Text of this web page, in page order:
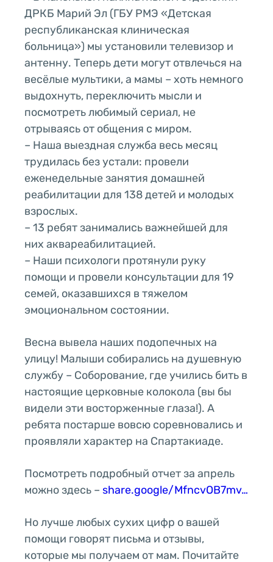
ДРКБ Марий Эл (ГБУ РМЭ «Детская
республиканская клиническая
больница») мы установили телевизор и
антенну. Теперь дети могут отвлечься на
весёлые мультики, а мамы – хоть немного
выдохнуть, переключить мысли и
посмотреть любимый сериал, не
отрываясь от общения с миром.
– Наша выездная служба весь месяц
трудилась без устали: провели
еженедельные занятия домашней
реабилитации для 138 детей и молодых
взрослых.
– 13 ребят занимались важнейшей для
них аквареабилитацией.
– Наши психологи протянули руку
помощи и провели консультации для 19
семей, оказавшихся в тяжелом
эмоциональном состоянии.
Весна вывела наших подопечных на
улицу! Малыши собирались на душевную
службу – Соборование, где учились бить в
настоящие церковные колокола (вы бы
видели эти восторженные глаза!). А
ребята постарше вовсю соревновались и
проявляли характер на Спартакиаде.
Посмотреть подробный отчет за апрель
можно здесь – share.google/MfncvOB7mv…
Но лучше любых сухих цифр о вашей
помощи говорят письма и отзывы,
которые мы получаем от мам. Почитайте